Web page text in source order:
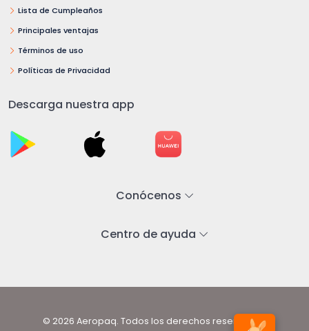
Lista de Cumpleaños
Principales ventajas
Términos de uso
Políticas de Privacidad
Descarga nuestra app
Conócenos
Centro de ayuda
© 2026 Aeropaq. Todos los derechos reservados.